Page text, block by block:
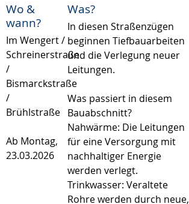
Wo &
wann?
Im Wengert /
Schreinerstraße
/
Bismarckstraße
/
Brühlstraße
Ab Montag,
23.03.2026
Was?
In diesen Straßenzügen
beginnen Tiefbauarbeiten
und die Verlegung neuer
Leitungen.
Was passiert in diesem
Bauabschnitt?
Nahwärme: Die Leitungen
für eine Versorgung mit
nachhaltiger Energie
werden verlegt.
Trinkwasser: Veraltete
Rohre werden durch neue,